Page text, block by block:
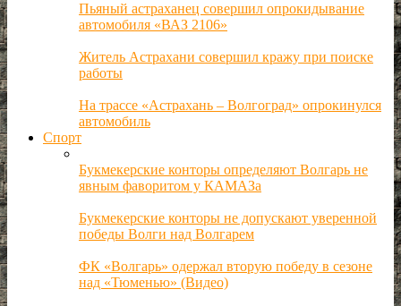
Пьяный астраханец совершил опрокидывание
автомобиля «ВАЗ 2106»
Житель Астрахани совершил кражу при поиске
работы
На трассе «Астрахань – Волгоград» опрокинулся
автомобиль
Спорт
Букмекерские конторы определяют Волгарь не
явным фаворитом у КАМАЗа
Букмекерские конторы не допускают уверенной
победы Волги над Волгарем
ФК «Волгарь» одержал вторую победу в сезоне
над «Тюменью» (Видео)